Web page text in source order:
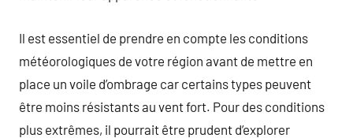
Il est essentiel de prendre en compte les conditions
météorologiques de votre région avant de mettre en
place un voile d’ombrage car certains types peuvent
être moins résistants au vent fort. Pour des conditions
plus extrêmes, il pourrait être prudent d’explorer